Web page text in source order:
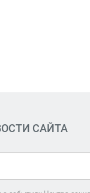
САЙТА